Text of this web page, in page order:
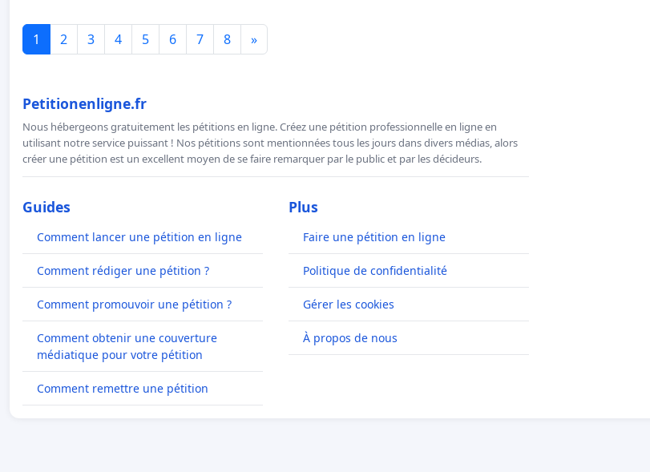
1 2 3 4 5 6 7 8 »
Petitionenligne.fr
Nous hébergeons gratuitement les pétitions en ligne. Créez une pétition professionnelle en ligne en
utilisant notre service puissant ! Nos pétitions sont mentionnées tous les jours dans divers médias, alors
créer une pétition est un excellent moyen de se faire remarquer par le public et par les décideurs.
Guides
Comment lancer une pétition en ligne
Comment rédiger une pétition ?
Comment promouvoir une pétition ?
Comment obtenir une couverture
médiatique pour votre pétition
Comment remettre une pétition
Plus
Faire une pétition en ligne
Politique de confidentialité
Gérer les cookies
À propos de nous